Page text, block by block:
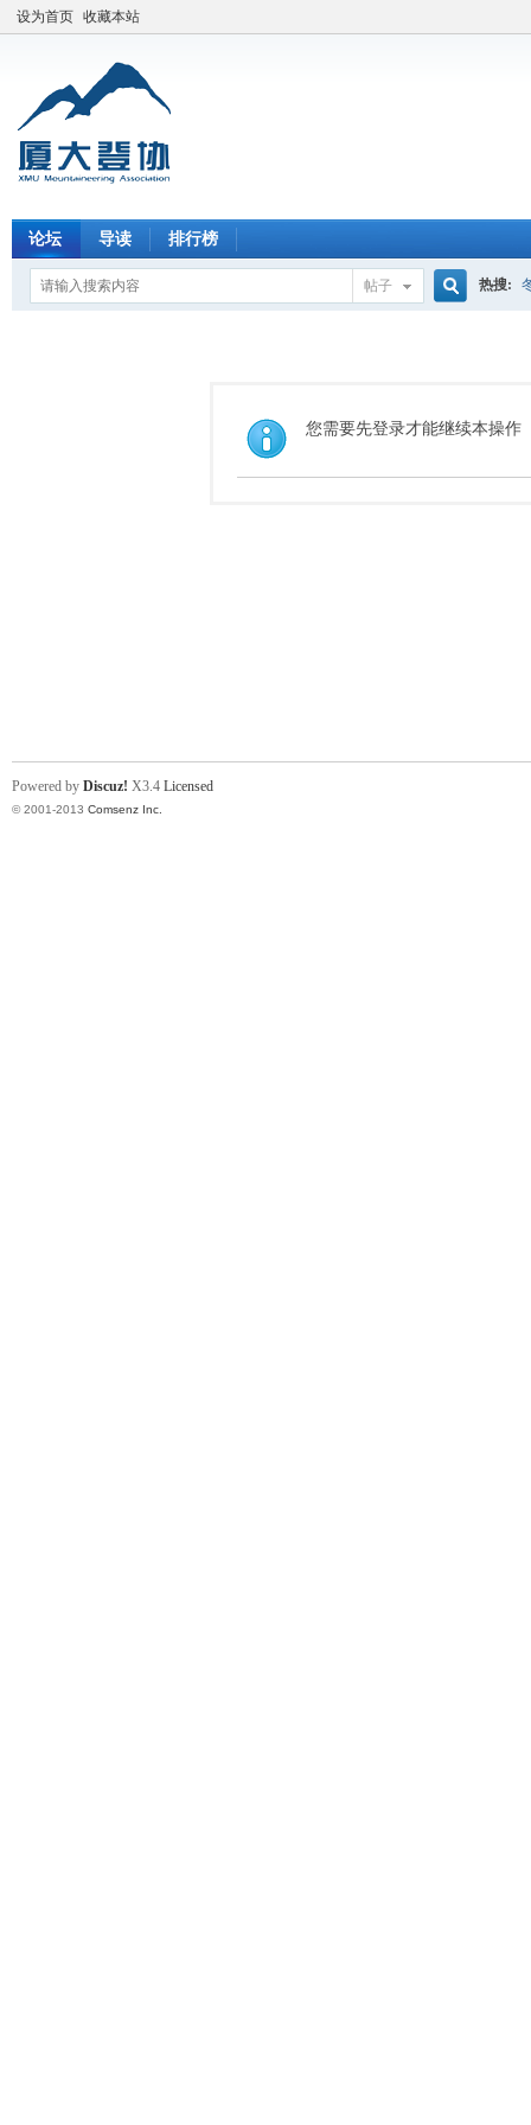
设为首页 收藏本站
论坛 导读 排行榜
帖子
索
热搜:
您需要先登录才能继续本操作
Powered by Discuz! X3.4 Licensed
© 2001-2013 Comsenz Inc.